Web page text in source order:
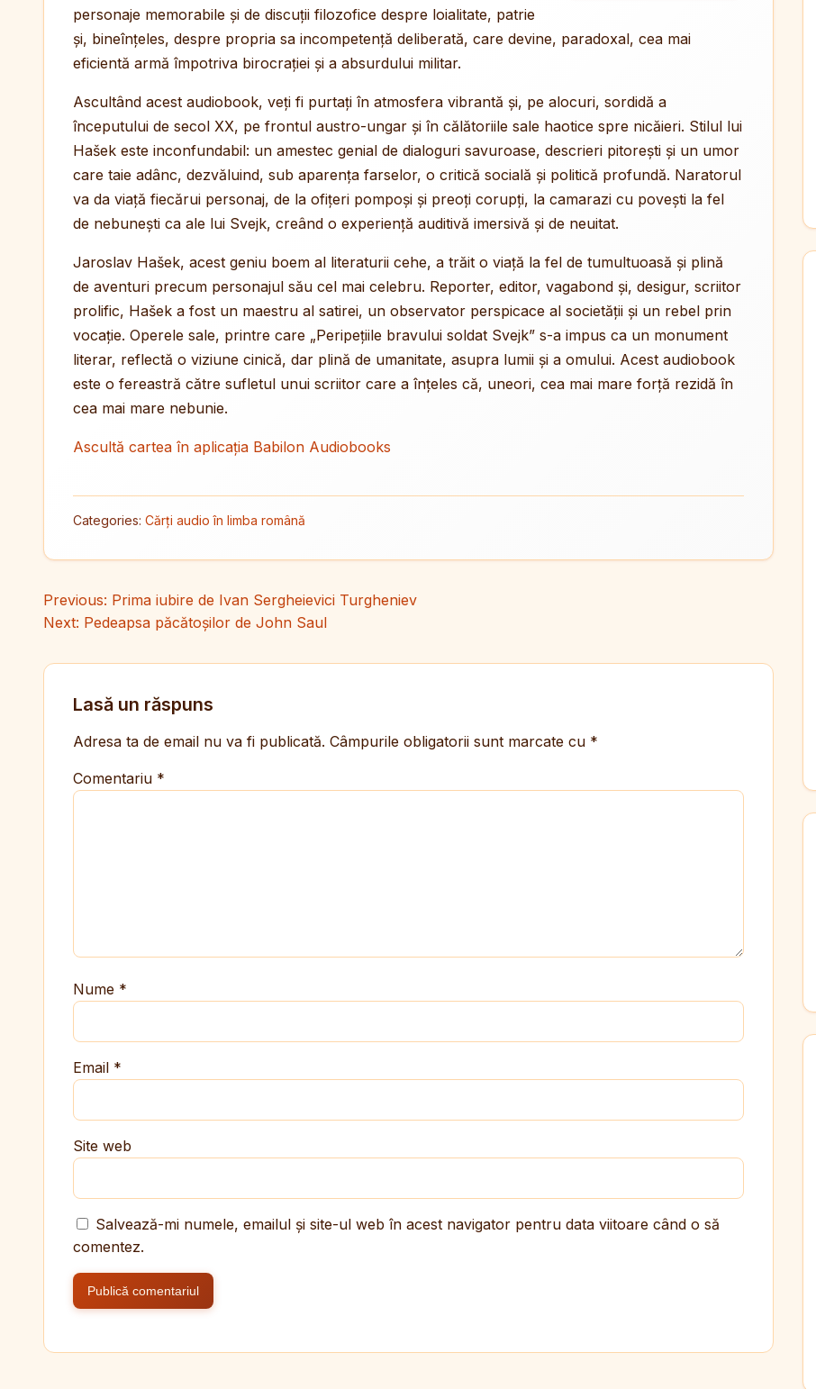
personaje memorabile și de discuții filozofice despre loialitate, patrie
și, bineînțeles, despre propria sa incompetență deliberată, care devine, paradoxal, cea mai
eficientă armă împotriva birocrației și a absurdului militar.
Ascultând acest audiobook, veți fi purtați în atmosfera vibrantă și, pe alocuri, sordidă a
începutului de secol XX, pe frontul austro-ungar și în călătoriile sale haotice spre nicăieri. Stilul lui
Hašek este inconfundabil: un amestec genial de dialoguri savuroase, descrieri pitorești și un umor
care taie adânc, dezvăluind, sub aparența farselor, o critică socială și politică profundă. Naratorul
va da viață fiecărui personaj, de la ofițeri pompoși și preoți corupți, la camarazi cu povești la fel
de nebunești ca ale lui Svejk, creând o experiență auditivă imersivă și de neuitat.
Jaroslav Hašek, acest geniu boem al literaturii cehe, a trăit o viață la fel de tumultuoasă și plină
de aventuri precum personajul său cel mai celebru. Reporter, editor, vagabond și, desigur, scriitor
prolific, Hašek a fost un maestru al satirei, un observator perspicace al societății și un rebel prin
vocație. Operele sale, printre care „Peripețiile bravului soldat Svejk” s-a impus ca un monument
literar, reflectă o viziune cinică, dar plină de umanitate, asupra lumii și a omului. Acest audiobook
este o fereastră către sufletul unui scriitor care a înțeles că, uneori, cea mai mare forță rezidă în
cea mai mare nebunie.
Ascultă cartea în aplicația Babilon Audiobooks
Categories: Cărți audio în limba română
Navigare în articole
Previous: Prima iubire de Ivan Sergheievici Turgheniev
Next: Pedeapsa păcătoșilor de John Saul
Lasă un răspuns
Adresa ta de email nu va fi publicată. Câmpurile obligatorii sunt marcate cu *
Comentariu *
Nume *
Email *
Site web
Salvează-mi numele, emailul și site-ul web în acest navigator pentru data viitoare când o să
comentez.